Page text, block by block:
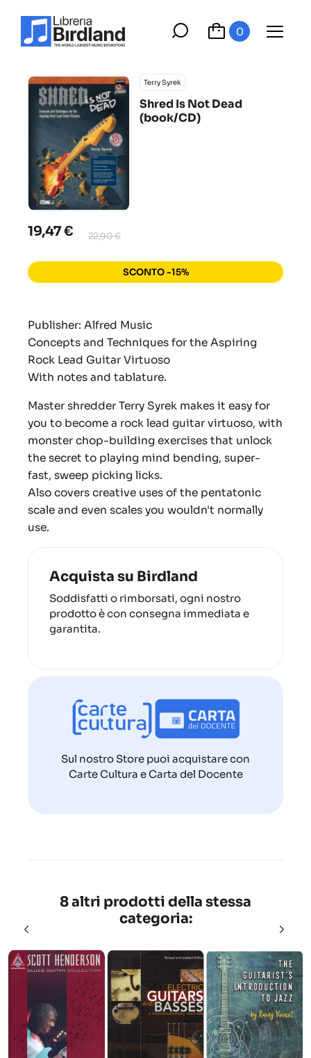
0
Terry Syrek
Shred Is Not Dead
(book/CD)
19,47 € 22,90 €
SCONTO -15%
Publisher: Alfred Music
Concepts and Techniques for the Aspiring
Rock Lead Guitar Virtuoso
With notes and tablature.
Master shredder Terry Syrek makes it easy for
you to become a rock lead guitar virtuoso, with
monster chop-building exercises that unlock
the secret to playing mind bending, super-
fast, sweep picking licks.
Also covers creative uses of the pentatonic
scale and even scales you wouldn't normally
use.
Acquista su Birdland
Soddisfatti o rimborsati, ogni nostro
prodotto è con consegna immediata e
garantita.
Sul nostro Store puoi acquistare con
Carte Cultura e Carta del Docente
8 altri prodotti della stessa
categoria: